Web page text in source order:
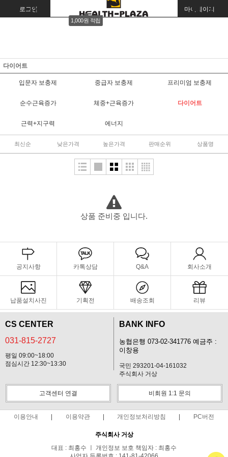
로그인 회원가입
1,000원 적립
주문조회 마이페이지
다이어트
입문자 보충제 중급자 보충제 프리미엄 보충제
순수근육증가 체중+근육증가 다이어트
근력+지구력 에너지
최신순 낮은가격 높은가격 판매순위 상품명
상품 준비중 입니다.
공지사항 카톡상담 Q&A 회사소개
납품설치사진 기획전 배송조회 리뷰
CS CENTER
031-815-2727
평일 09:00~18:00
점심시간 12:30~13:30
BANK INFO
농협은행 073-02-341776 예금주 :
이창용
국민 293201-04-161032
주식회사 거상
고객센터 연결 비회원 1:1 문의
이용안내 이용약관 개인정보처리방침 PC버전
주식회사 거상
대표 : 최홍수 ㅣ 개인정보 보호 책임자 : 최홍수